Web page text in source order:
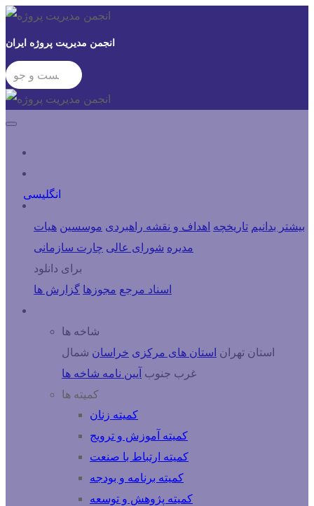
انجمن مدیریت پروژه ایران
انگلیسی
بیشتر بدانیم تاریخچه اهداف و نقشه راهبردی موسسین هیات
مدیره شورای عالی چارت سازمانی
برای دانلود
اسناد مرجع مجوزها گزارش ها
شاخه ها
استان تهران استان های مرکزی خراسان شمال
غرب جنوب آیین نامه شاخه ها
کمیته ها
کمیته زنان
کمیته آموزش و ترویج
کمیته ارتباط با صنعت
کمیته برنامه و بودجه
کمیته پژوهش و توسعه